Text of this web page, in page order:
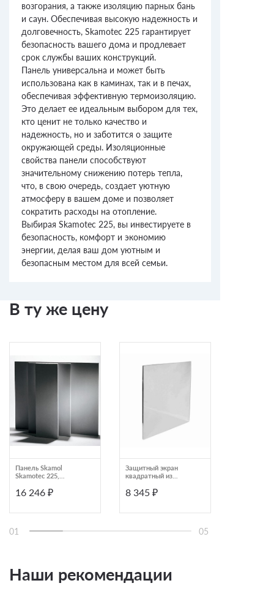
возгорания, а также изоляцию парных бань
и саун. Обеспечивая высокую надежность и
долговечность, Skamotec 225 гарантирует
безопасность вашего дома и продлевает
срок службы ваших конструкций.
Панель универсальна и может быть
использована как в каминах, так и в печах,
обеспечивая эффективную термоизоляцию.
Это делает ее идеальным выбором для тех,
кто ценит не только качество и
надежность, но и заботится о защите
окружающей среды. Изоляционные
свойства панели способствуют
значительному снижению потерь тепла,
что, в свою очередь, создает уютную
атмосферу в вашем доме и позволяет
сократить расходы на отопление.
Выбирая Skamotec 225, вы инвестируете в
безопасность, комфорт и экономию
энергии, делая ваш дом уютным и
безопасным местом для всей семьи.
В ту же цену
Панель Skamol
Skamotec 225,
16 246 ₽
Защитный экран
квадратный из
IKI 157
8 345 ₽
01 05
Наши рекомендации